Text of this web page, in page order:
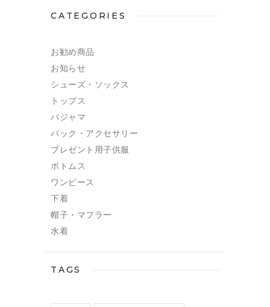
CATEGORIES
お勧め商品
お知らせ
シューズ・ソックス
トップス
パジャマ
バック・アクセサリー
プレゼント用子供服
ボトムス
ワンピース
下着
帽子・マフラー
水着
TAGS